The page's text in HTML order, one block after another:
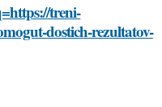
treni-
dostich-rezultatov-